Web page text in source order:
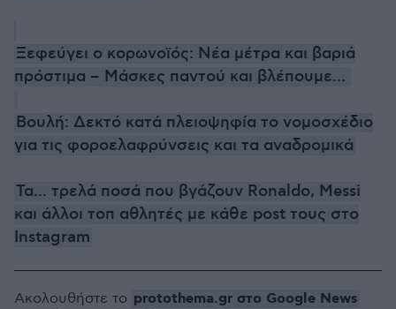
Ξεφεύγει ο κορωνοϊός: Νέα μέτρα και βαριά
πρόστιμα – Μάσκες παντού και βλέπουμε...
Βουλή: Δεκτό κατά πλειοψηφία το νομοσχέδιο
για τις φοροελαφρύνσεις και τα αναδρομικά
Τα... τρελά ποσά που βγάζουν Ronaldo, Messi
και άλλοι τοπ αθλητές με κάθε post τους στο
Instagram
Ακολουθήστε το protothema.gr στο Google News